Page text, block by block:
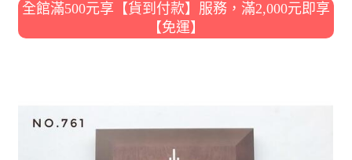
全館滿500元享【貨到付款】服務，滿2,000元即享
【免運】